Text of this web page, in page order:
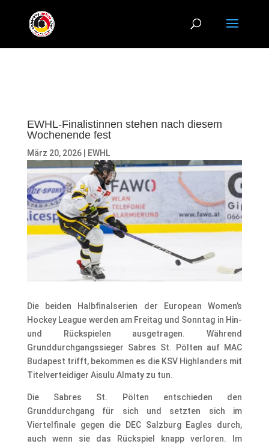
EWHL-Finalistinnen stehen nach diesem
Wochenende fest
März 20, 2026| EWHL
Die beiden Halbfinalserien der European Women’s
Hockey League werden am Freitag und Sonntag in Hin-
und Rückspielen ausgetragen. Während
Grunddurchgangssieger Sabres St. Pölten auf MAC
Budapest trifft, bekommen es die KSV Highlanders mit
Titelverteidiger Aisulu Almaty zu tun.
Die Sabres St. Pölten entschieden den
Grunddurchgang für sich und setzten sich im
Viertelfinale gegen die DEC Salzburg Eagles durch,
auch wenn sie das Rückspiel knapp verloren. Im